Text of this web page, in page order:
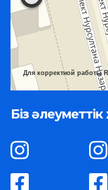
Для корректной работы
Біз